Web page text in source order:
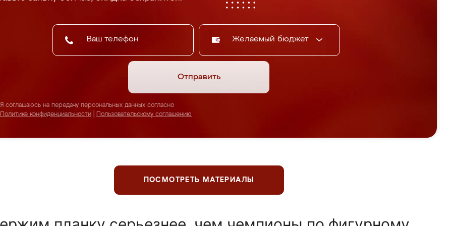
Желаемый бюджет
Отправить
Я соглашаюсь на передачу персональных данных согласно
Политике конфиденциальности
Пользовательскому соглашению
ПОСМОТРЕТЬ МАТЕРИАЛЫ